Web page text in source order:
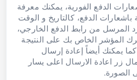
الدفع الفورية، يمكنك معرفة
باشعارات الدفع، كالتاريخ و الوقت
المرسل من رابط الدفع الخارجي،
المؤشر الخاص بك على النتيجة
يمكنك أيضاً إعادة إرسال
زر اعادة الارسال اعلى يسار